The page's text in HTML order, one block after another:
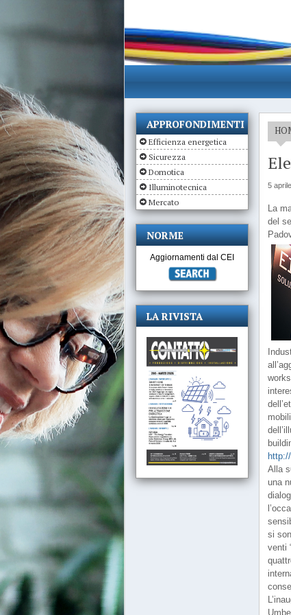
5
La
del
Alla
una
si
venti
APPROFONDIMENTI
Efficienza energetica
Sicurezza
Domotica
Illuminotecnica
Mercato
NORME
Aggiornamenti dal CEI
LA RIVISTA